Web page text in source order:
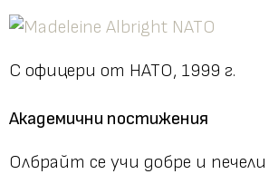
С офицери от НАТО, 1999 г.
Академични постижения
Олбрайт се учи добре и